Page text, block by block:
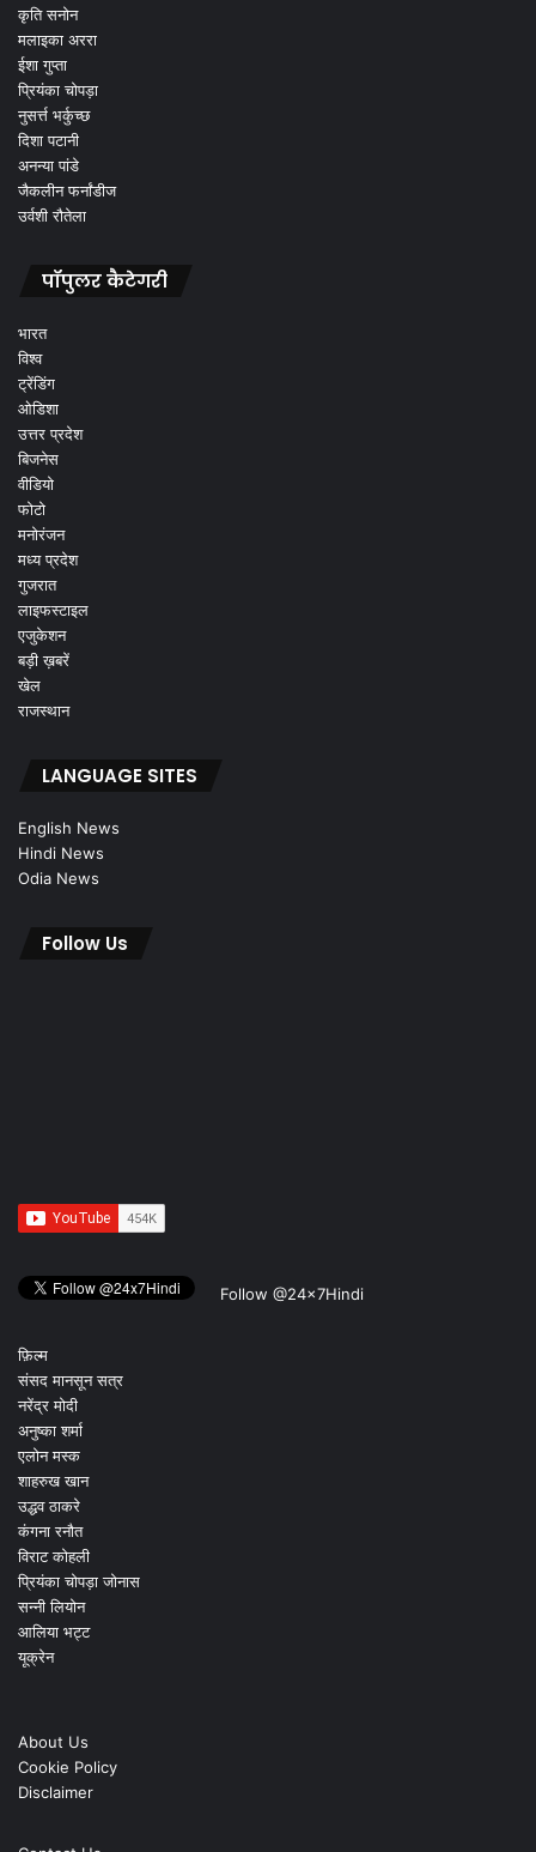
कृति सनोन
मलाइका अररा
ईशा गुप्ता
प्रियंका चोपड़ा
नुसर्त्त भर्कुच्छ
दिशा पटानी
अनन्या पांडे
जैकलीन फर्नांडीज
उर्वशी रौतेला
पॉपुलर कैटेगरी
भारत
विश्व
ट्रेंडिंग
ओडिशा
उत्तर प्रदेश
बिजनेस
वीडियो
फोटो
मनोरंजन
मध्य प्रदेश
गुजरात
लाइफस्टाइल
एजुकेशन
बड़ी ख़बरें
खेल
राजस्थान
LANGUAGE SITES
English News
Hindi News
Odia News
Follow Us
Follow @24x7Hindi
फ़िल्म
संसद मानसून सत्र
नरेंद्र मोदी
अनुष्का शर्मा
एलोन मस्क
शाहरुख खान
उद्धव ठाकरे
कंगना रनौत
विराट कोहली
प्रियंका चोपड़ा जोनास
सन्नी लियोन
आलिया भट्ट
यूक्रेन
About Us
Cookie Policy
Disclaimer